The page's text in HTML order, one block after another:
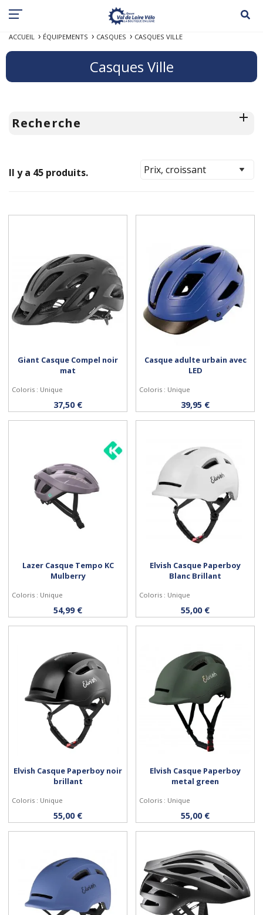
ACCUEIL ÉQUIPEMENTS CASQUES CASQUES VILLE
Casques Ville
Recherche
Il y a 45 produits.
Personnaliser
Giant Casque Compel noir
mat
Coloris : Unique
37,50 € Personnaliser
Casque adulte urbain avec
LED
Coloris : Unique
39,95 €
Acheter
Lazer Casque Tempo KC
Mulberry
Coloris : Unique
54,99 € Personnaliser
Elvish Casque Paperboy
Blanc Brillant
Coloris : Unique
55,00 €
Personnaliser
Elvish Casque Paperboy noir
brillant
Coloris : Unique
55,00 € Personnaliser
Elvish Casque Paperboy
metal green
Coloris : Unique
55,00 €